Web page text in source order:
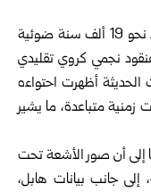
وأوضح الباحثون أن العنقود، الواقع على بعد نحو 19 ألف سنة ضوئية
نجمي كروي تقليدي
الحديثة أظهرت احتواءه
متباعدة، ما يشير
إلى أن صور الأشعة تحت
جانب بيانات هابل،